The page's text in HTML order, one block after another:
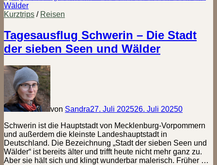
Kurztrips / Reisen
Tagesausflug Schwerin – Die Stadt
der sieben Seen und Wälder
von Sandra27. Juli 202526. Juli 20250
Schwerin ist die Hauptstadt von Mecklenburg-Vorpommern
und außerdem die kleinste Landeshauptstadt in
Deutschland. Die Bezeichnung „Stadt der sieben Seen und
Wälder“ ist bereits älter und trifft heute nicht mehr ganz zu.
Aber sie hält sich und klingt wunderbar malerisch. Früher …